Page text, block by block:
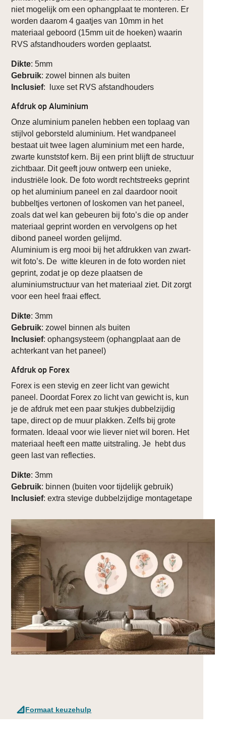
niet mogelijk om een ophangplaat te monteren. Er
worden daarom 4 gaatjes van 10mm in het
materiaal geboord (15mm uit de hoeken) waarin
RVS afstandhouders worden geplaatst.
Dikte: 5mm
Gebruik: zowel binnen als buiten
Inclusief: luxe set RVS afstandhouders
Afdruk op Aluminium
Onze aluminium panelen hebben een toplaag van
stijlvol geborsteld aluminium. Het wandpaneel
bestaat uit twee lagen aluminium met een harde,
zwarte kunststof kern. Bij een print blijft de structuur
zichtbaar. Dit geeft jouw ontwerp een unieke,
industriële look. De foto wordt rechtstreeks geprint
op het aluminium paneel en zal daardoor nooit
bubbeltjes vertonen of loskomen van het paneel,
zoals dat wel kan gebeuren bij foto’s die op ander
materiaal geprint worden en vervolgens op het
dibond paneel worden gelijmd.
Aluminium is erg mooi bij het afdrukken van zwart-
wit foto’s. De witte kleuren in de foto worden niet
geprint, zodat je op deze plaatsen de
aluminiumstructuur van het materiaal ziet. Dit zorgt
voor een heel fraai effect.
Dikte: 3mm
Gebruik: zowel binnen als buiten
Inclusief: ophangsysteem (ophangplaat aan de
achterkant van het paneel)
Afdruk op Forex
Forex is een stevig en zeer licht van gewicht
paneel. Doordat Forex zo licht van gewicht is, kun
je de afdruk met een paar stukjes dubbelzijdig
tape, direct op de muur plakken. Zelfs bij grote
formaten. Ideaal voor wie liever niet wil boren. Het
materiaal heeft een matte uitstraling. Je hebt dus
geen last van reflecties.
Dikte: 3mm
Gebruik: binnen (buiten voor tijdelijk gebruik)
Inclusief: extra stevige dubbelzijdige montagetape
Formaat keuzehulp